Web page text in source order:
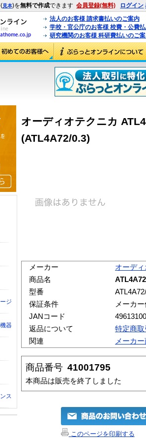
見本)を無料で作成できます 会員登録(無料) ログイン
法人のお客様 請求書払いのご案内
学校・官公庁のお客様 校費・公費
研究機関のお客様 科研費払いのご
オーディオテクニカ
(ATL4A72/0.3)
メーカー
オーデ
商品名
型番
保証条件
メーカ
JANコード
返品について
特定商
関連
メーカ
商品番号 41001795
本商品は販売を終了しました
このページを印刷する
ジ
器
ス